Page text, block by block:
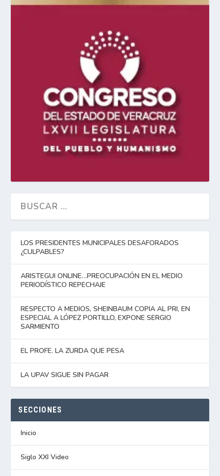
LOS PRESIDENTES MUNICIPALES DESAFORADOS
¿CULPABLES?
ARISTEGUI ONLINE…PREOCUPACIÓN EN EL MEDIO
PERIODÍSTICO REPECHAJE
RESPECTO A MEDIOS, SHEINBAUM COPIA AL PRI, EN
ESPECIAL A LÓPEZ PORTILLO, EXPONE SERGIO
SARMIENTO
EL PROFE. LA ZURDA QUE PESA
LA UPAV SIGUE SIN PAGAR
SECCIONES
Inicio
Siglo XXI Video